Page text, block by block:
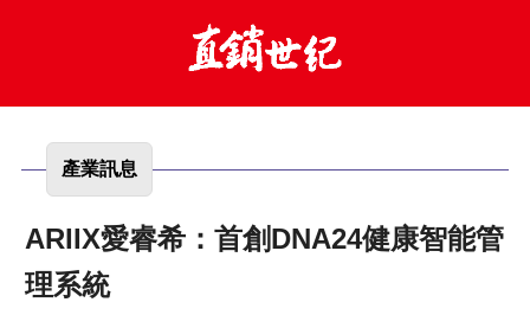
產業訊息
ARIIX愛睿希：首創DNA24健康智能管
理系統